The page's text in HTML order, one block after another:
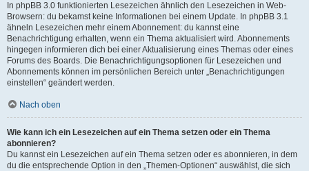
In phpBB 3.0 funktionierten Lesezeichen ähnlich den Lesezeichen in Web-
Browsern: du bekamst keine Informationen bei einem Update. In phpBB 3.1
ähneln Lesezeichen mehr einem Abonnement: du kannst eine
Benachrichtigung erhalten, wenn ein Thema aktualisiert wird. Abonnements
hingegen informieren dich bei einer Aktualisierung eines Themas oder eines
Forums des Boards. Die Benachrichtigungsoptionen für Lesezeichen und
Abonnements können im persönlichen Bereich unter „Benachrichtigungen
einstellen“ geändert werden.
Nach oben
Wie kann ich ein Lesezeichen auf ein Thema setzen oder ein Thema
abonnieren?
Du kannst ein Lesezeichen auf ein Thema setzen oder es abonnieren, in dem
du die entsprechende Option in den „Themen-Optionen“ auswählst, die sich